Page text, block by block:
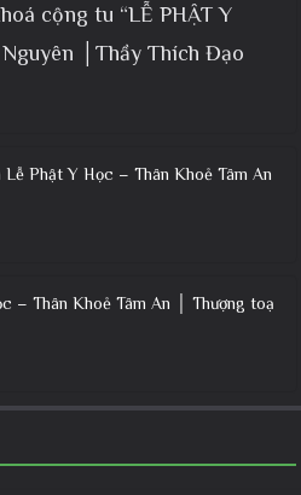
cộng tu “LỄ PHẬT Y
│Thầy Thích Đạo
Lễ Phật Y Học – Thân Khoẻ Tâm An
– Thân Khoẻ Tâm An │ Thượng toạ